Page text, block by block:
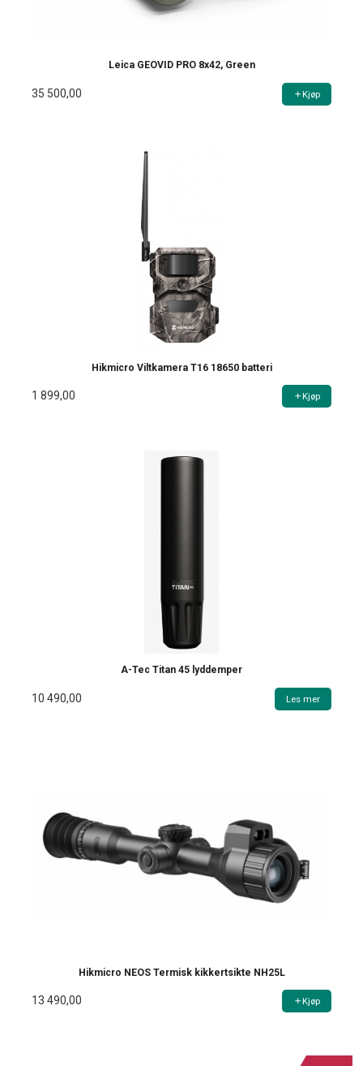
Leica GEOVID PRO 8x42, Green
35 500,00 Kjøp
Hikmicro Viltkamera T16 18650 batteri
1 899,00 Kjøp
A-Tec Titan 45 lyddemper
10 490,00 Les mer
Hikmicro NEOS Termisk kikkertsikte NH25L
13 490,00 Kjøp